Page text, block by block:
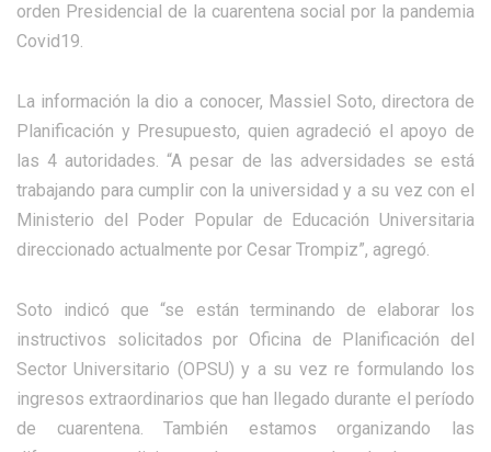
orden Presidencial de la cuarentena social por la pandemia
Covid19.
La información la dio a conocer, Massiel Soto, directora de
Planificación y Presupuesto, quien agradeció el apoyo de
las 4 autoridades. “A pesar de las adversidades se está
trabajando para cumplir con la universidad y a su vez con el
Ministerio del Poder Popular de Educación Universitaria
direccionado actualmente por Cesar Trompiz”, agregó.
Soto indicó que “se están terminando de elaborar los
instructivos solicitados por Oficina de Planificación del
Sector Universitario (OPSU) y a su vez re formulando los
ingresos extraordinarios que han llegado durante el período
de cuarentena. También estamos organizando las